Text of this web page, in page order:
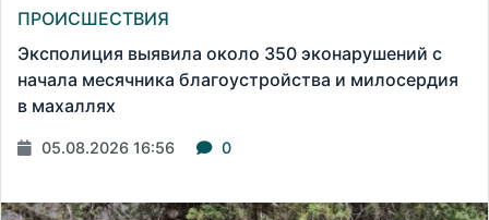
ПРОИСШЕСТВИЯ
Эксполиция выявила около 350 эконарушений с
начала месячника благоустройства и милосердия
в махаллях
05.08.2026 16:56 0